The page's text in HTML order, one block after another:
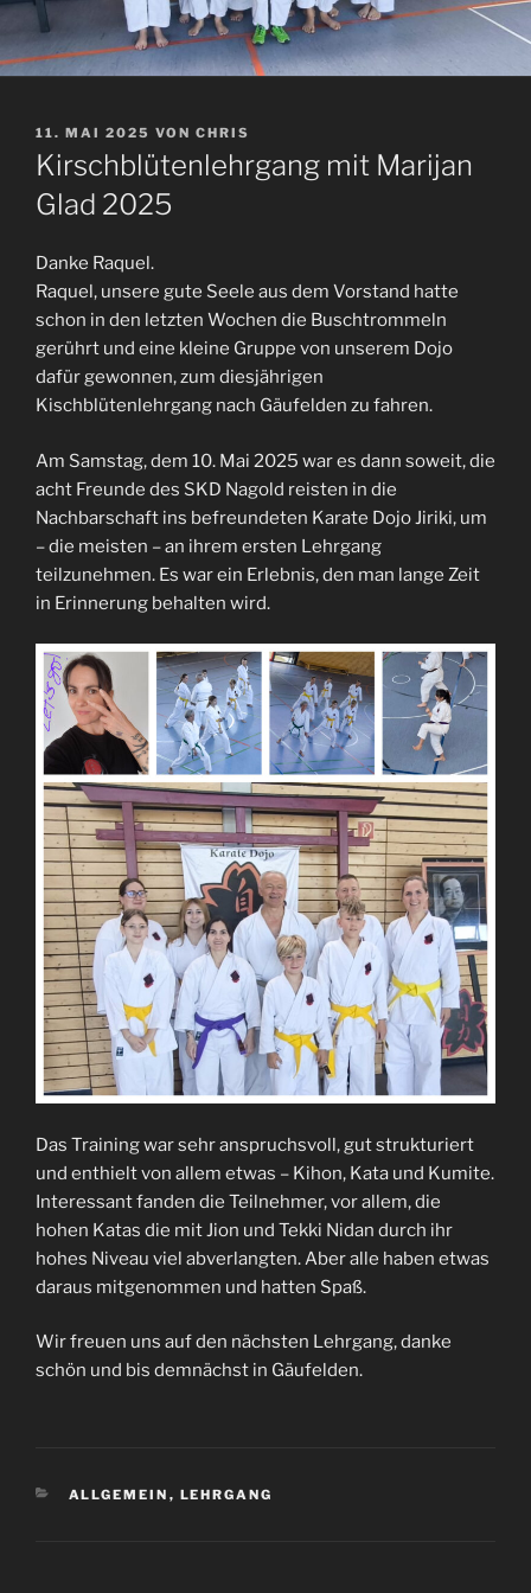
VERÖFFENTLICHT
AM
11. MAI 2025 VON CHRIS
Kirschblütenlehrgang mit Marijan
Glad 2025
Danke Raquel.
Raquel, unsere gute Seele aus dem Vorstand hatte
schon in den letzten Wochen die Buschtrommeln
gerührt und eine kleine Gruppe von unserem Dojo
dafür gewonnen, zum diesjährigen
Kischblütenlehrgang nach Gäufelden zu fahren.
Am Samstag, dem 10. Mai 2025 war es dann soweit, die
acht Freunde des SKD Nagold reisten in die
Nachbarschaft ins befreundeten Karate Dojo Jiriki, um
– die meisten – an ihrem ersten Lehrgang
teilzunehmen. Es war ein Erlebnis, den man lange Zeit
in Erinnerung behalten wird.
Das Training war sehr anspruchsvoll, gut strukturiert
und enthielt von allem etwas – Kihon, Kata und Kumite.
Interessant fanden die Teilnehmer, vor allem, die
hohen Katas die mit Jion und Tekki Nidan durch ihr
hohes Niveau viel abverlangten. Aber alle haben etwas
daraus mitgenommen und hatten Spaß.
Wir freuen uns auf den nächsten Lehrgang, danke
schön und bis demnächst in Gäufelden.
KATEGORIEN
ALLGEMEIN , LEHRGANG